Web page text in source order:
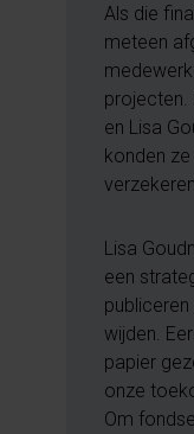
Als die
meteen
projecten.
en Lisa
konden
Lisa
een
wijden.
papier
onze
Om